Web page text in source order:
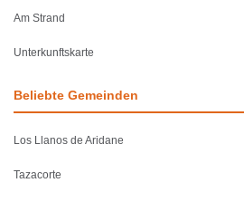
Am Strand
Unterkunftskarte
Beliebte Gemeinden
Los Llanos de Aridane
Tazacorte